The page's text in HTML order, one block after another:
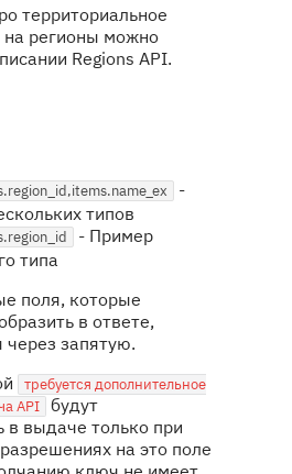
территориальное
регионы можно
Regions API.
-
типов
- Пример
типа
поля, которые
в ответе,
через запятую.
требуется дополнительное
API будут
в выдаче только при
на это поле